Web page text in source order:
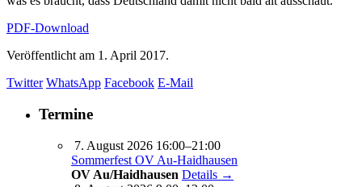
PDF-Download
Veröffentlicht am 1. April 2017.
Twitter WhatsApp Facebook E-Mail
Termine
7. August 2026 16:00–21:00
Sommerfest OV Au-Haidhausen
OV Au/Haidhausen Details →